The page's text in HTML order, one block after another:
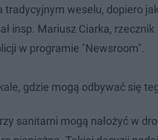
tradycyjnym weselu, dopiero jak
insp. Mariusz Ciarka, rzecznik
w programie "Newsroom".
gdzie mogą odbywać się
sanitarni mogą nałożyć w